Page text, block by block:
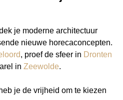
je moderne architectuur
nieuwe horecaconcepten.
, proef de sfeer in Dronten
in Zeewolde.
je de vrijheid om te kiezen